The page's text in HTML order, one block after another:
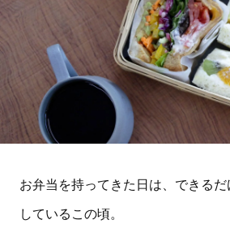
お弁当を持ってきた日は、できる
しているこの頃。